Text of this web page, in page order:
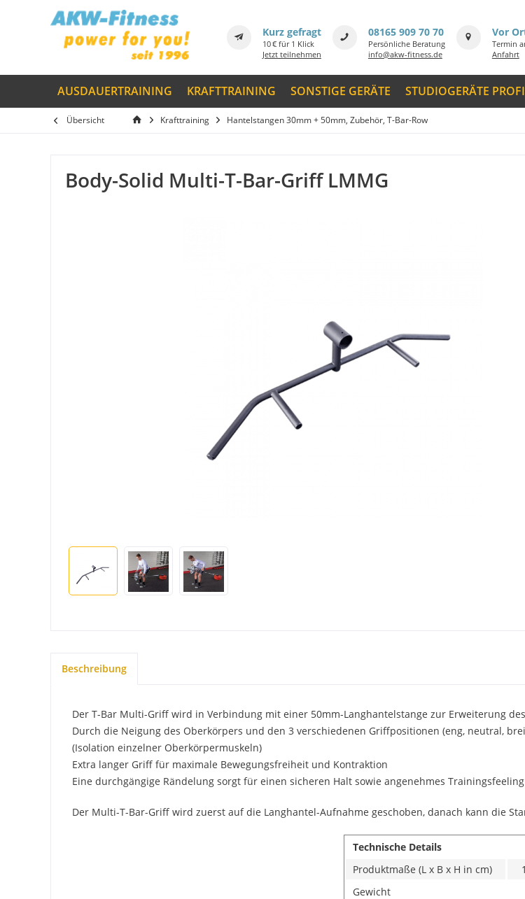
Kurz gefragt
10 € für 1 Klick
Jetzt teilnehmen
08165 909 70 70
Persönliche Beratung
info@akw-fitness.de
Vor
Termin
Anfahrt
AUSDAUERTRAINING KRAFTTRAINING SONSTIGE GERÄTE STUDIOGERÄTE
Übersicht Krafttraining Hantelstangen 30mm + 50mm, Zubehör, T-Bar-Row
Body-Solid Multi-T-Bar-Griff LMMG
Beschreibung
Der T-Bar Multi-Griff wird in Verbindung mit einer 50mm-Langhantelstange zur Erweiterung
Durch die Neigung des Oberkörpers und den 3 verschiedenen Griffpositionen (eng, neutral,
(Isolation einzelner Oberkörpermuskeln)
Extra langer Griff für maximale Bewegungsfreiheit und Kontraktion
Eine durchgängige Rändelung sorgt für einen sicheren Halt sowie angenehmes Trainingsfeeling
Der Multi-T-Bar-Griff wird zuerst auf die Langhantel-Aufnahme geschoben, danach kann die
Technische Details
Produktmaße (L x B x H in cm)
Gewicht